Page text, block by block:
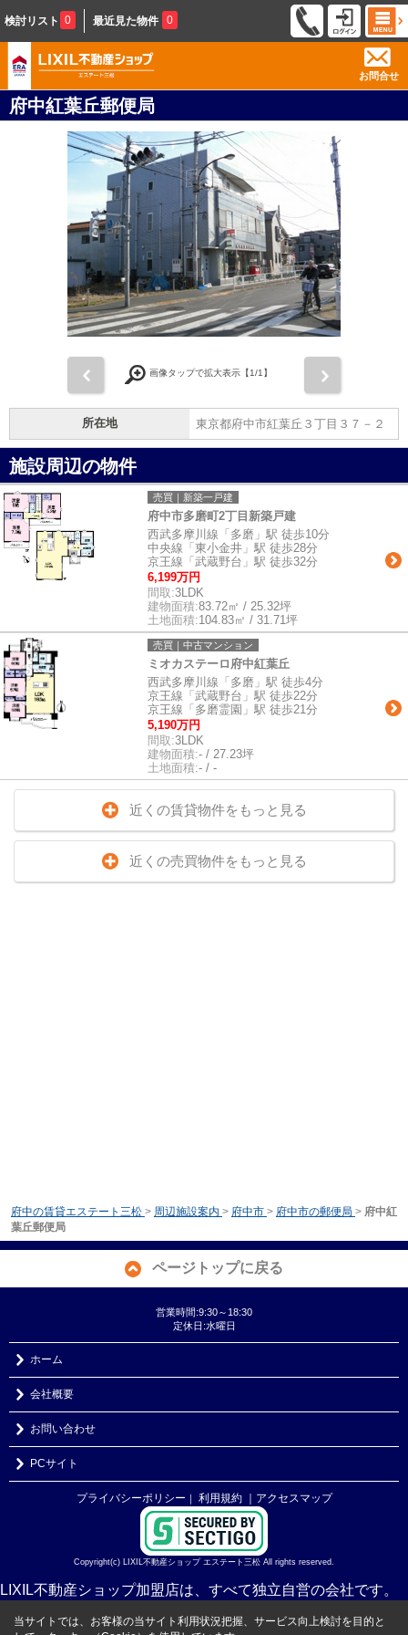
検討リスト 0 最近見た物件 0
お問合せ
府中紅葉丘郵便局
画像タップで拡大表示【1/1】
所在地 東京都府中市紅葉丘３丁目３７－２
施設周辺の物件
売買｜新築一戸建
府中市多磨町2丁目新築戸建
西武多摩川線「多磨」駅 徒歩10分
中央線「東小金井」駅 徒歩28分
京王線「武蔵野台」駅 徒歩32分
6,199万円
間取:3LDK
建物面積:83.72㎡ / 25.32坪
土地面積:104.83㎡ / 31.71坪
売買｜中古マンション
ミオカステーロ府中紅葉丘
西武多摩川線「多磨」駅 徒歩4分
京王線「武蔵野台」駅 徒歩22分
京王線「多磨霊園」駅 徒歩21分
5,190万円
間取:3LDK
建物面積:- / 27.23坪
土地面積:- / -
近くの賃貸物件をもっと見る
近くの売買物件をもっと見る
府中の賃貸エステート三松 > 周辺施設案内 > 府中市 > 府中市の郵便局 > 府中紅
葉丘郵便局
ページトップに戻る
営業時間:9:30～18:30
定休日:水曜日
ホーム
会社概要
お問い合わせ
PCサイト
プライバシーポリシー ｜ 利用規約 ｜アクセスマップ
Copyright(c) LIXIL不動産ショップ エステート三松 All rights reserved.
LIXIL不動産ショップ加盟店は、すべて独立自営の会社です。
当サイトでは、お客様の当サイト利用状況把握、サービス向上検討を目的と